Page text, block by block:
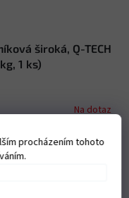
procházením tohoto
široká, Q-TECH
1 ks)
Na dotaz
Do košíku